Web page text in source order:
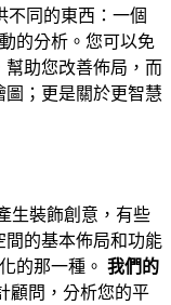
不同的東西：一個
的分析。您可以免
助您改善佈局，而
；更是關於更智慧
生裝飾創意，有些
的基本佈局和功能
的那一種。 我們的
顧問，分析您的平